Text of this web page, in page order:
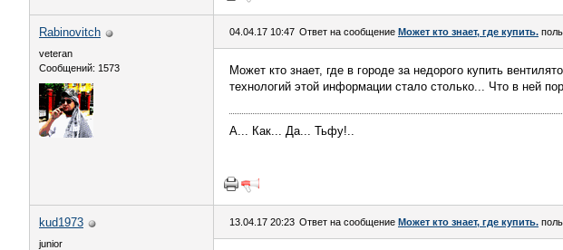
Rabinovitch
veteran
Сообщений: 1573
04.04.17 10:47 Ответ на сообщение Может кто знает, где купить.
Может кто знает, где в городе за недорого купить
технологий этой информации стало столько... Что в ней
А... Как... Да... Тьфу!..
kud1973
junior
13.04.17 20:23 Ответ на сообщение Может кто знает, где купить.